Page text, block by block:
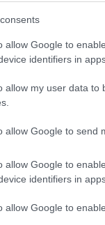
allow Google to
identifiers in
allow my user data to
allow Google to send
allow Google to
identifiers in
allow Google to
legyen a